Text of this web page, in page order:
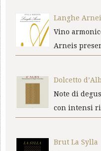
Langhe
Vino
Arneis
Dolcetto
Note di
con intensi
Brut La Sylla